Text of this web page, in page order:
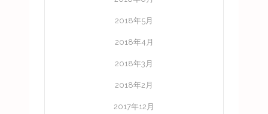
2018年5月
2018年4月
2018年3月
2018年2月
2017年12月